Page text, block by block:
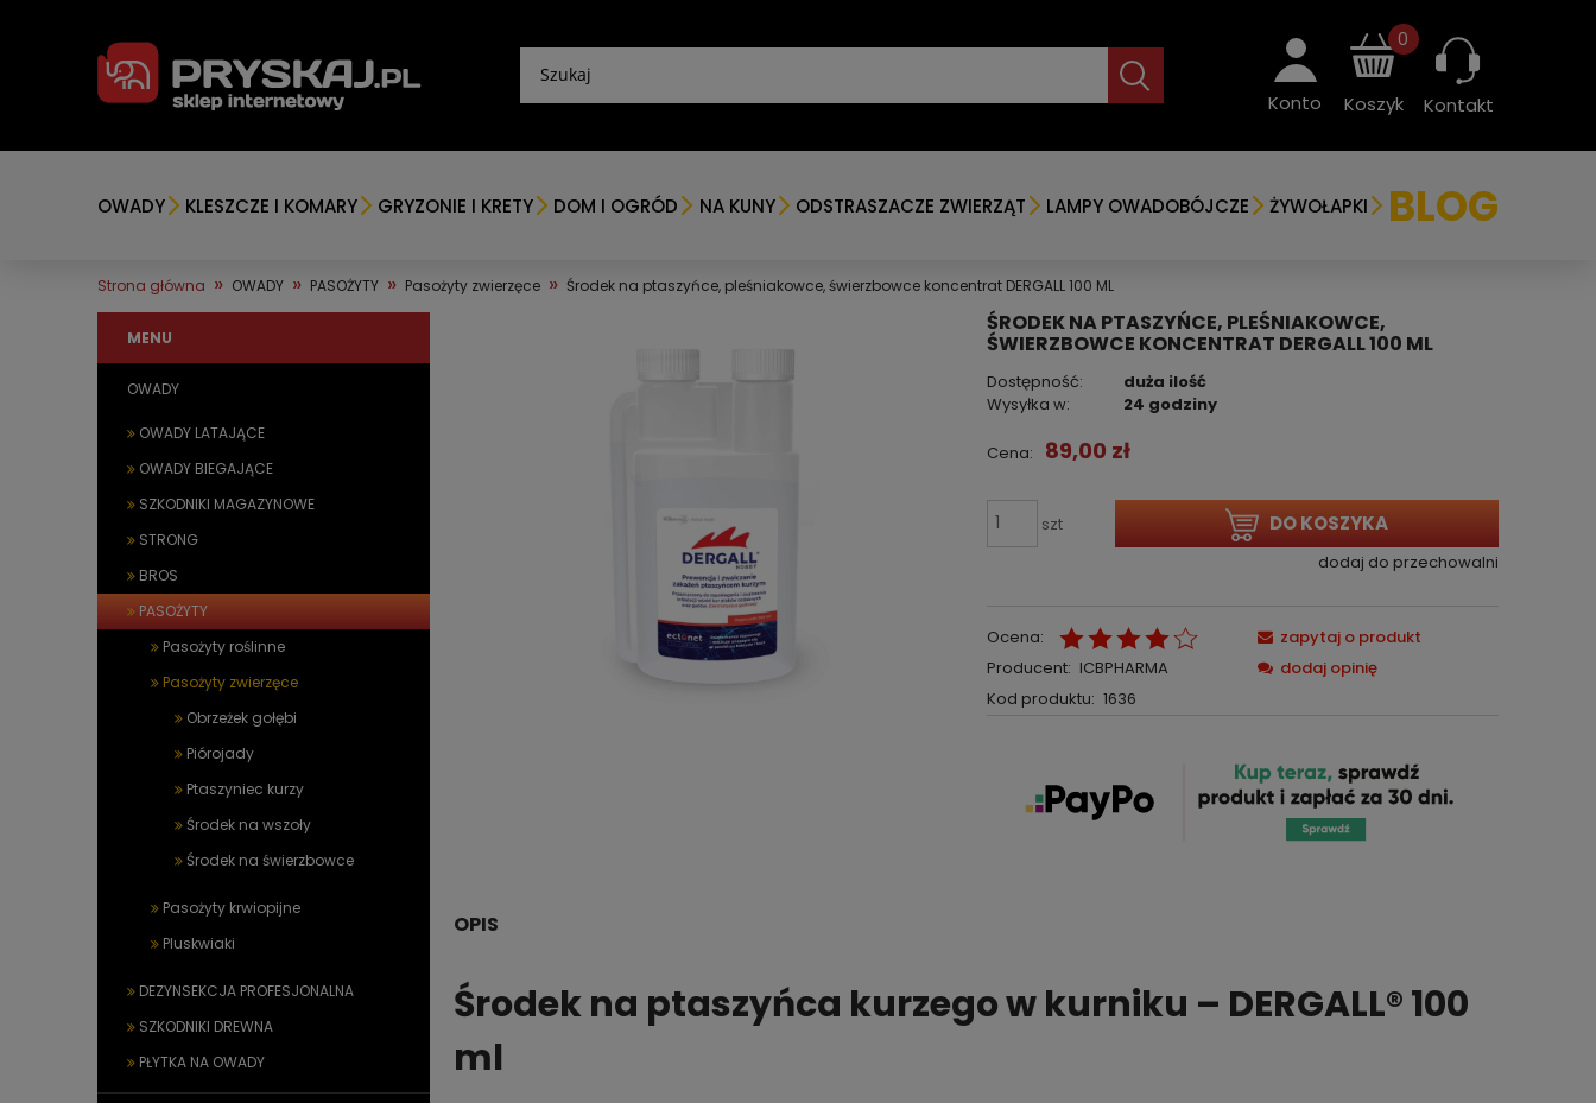
Konto Koszyk
0
Kontakt
OWADY KLESZCZE I KOMARY GRYZONIE I KRETY DOM I OGRÓD NA KUNY ODSTRASZACZE ZWIERZĄT LAMPY OWADOBÓJCZE ŻYWOŁAPKI BLOG
Strona główna » OWADY » PASOŻYTY » Pasożyty zwierzęce » Środek na ptaszyńce, pleśniakowce, świerzbowce koncentrat DERGALL 100 ML
MENU
OWADY
OWADY LATAJĄCE
OWADY BIEGAJĄCE
SZKODNIKI MAGAZYNOWE
STRONG
BROS
PASOŻYTY
Pasożyty roślinne
Pasożyty zwierzęce
Obrzeżek gołębi
Piórojady
Ptaszyniec kurzy
Środek na wszoły
Środek na świerzbowce
Pasożyty krwiopijne
Pluskwiaki
DEZYNSEKCJA PROFESJONALNA
SZKODNIKI DREWNA
PŁYTKA NA OWADY
ŚRODEK NA PTASZYŃCE, PLEŚNIAKOWCE,
ŚWIERZBOWCE KONCENTRAT DERGALL 100 ML
Dostępność:
duża ilość
Wysyłka w:
24 godziny
Cena: 89,00 zł
szt DO KOSZYKA
dodaj do przechowalni
Ocena:
Producent: ICBPHARMA
Kod produktu: 1636
zapytaj o produkt
dodaj opinię
OPIS
Środek na ptaszyńca kurzego w kurniku – DERGALL® 100
ml